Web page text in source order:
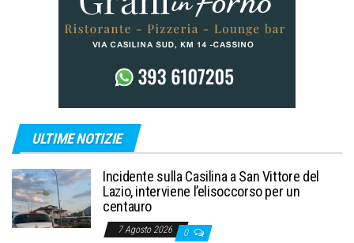
ULTIME NOTIZIE
Incidente sulla Casilina a San Vittore del
Lazio, interviene l’elisoccorso per un
centauro
7 Agosto 2026 0